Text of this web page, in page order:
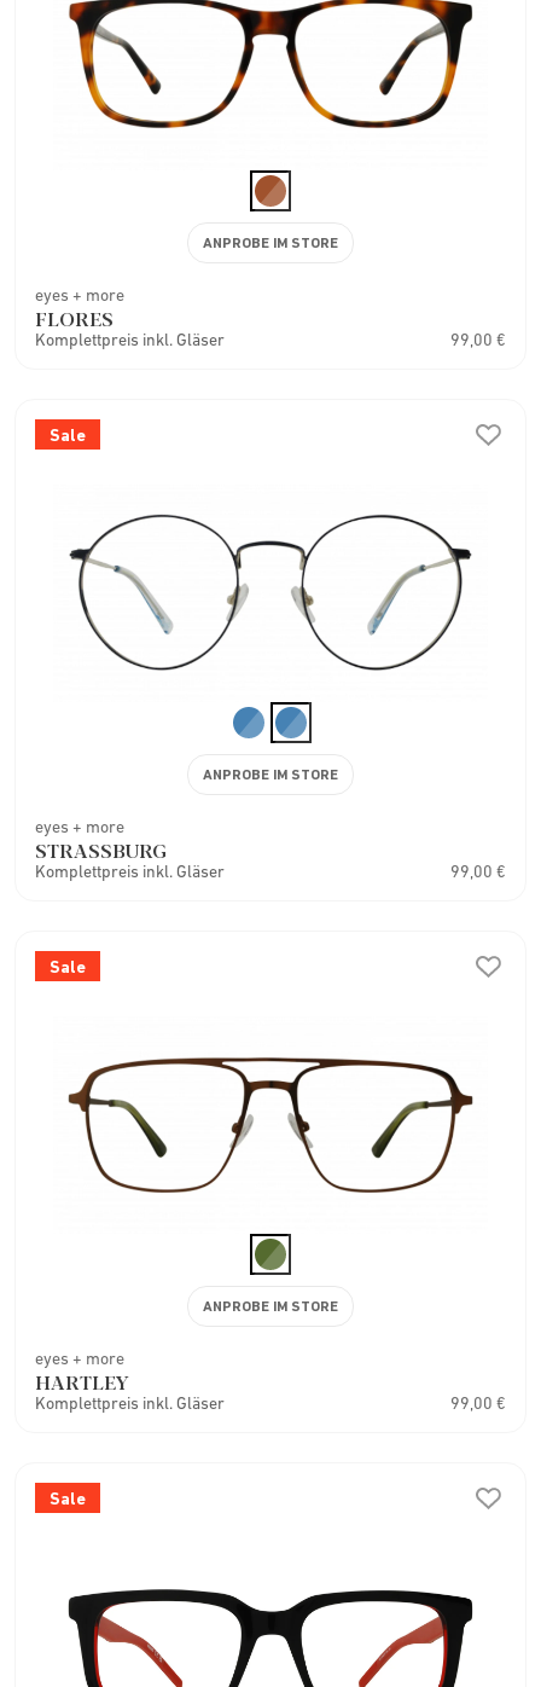
eyes + more
FLORES
Komplettpreis inkl. Gläser 99,00 €
ANPROBE IM STORE
Sale
eyes + more
STRASSBURG
Komplettpreis inkl. Gläser 99,00 €
ANPROBE IM STORE
Sale
eyes + more
HARTLEY
Komplettpreis inkl. Gläser 99,00 €
ANPROBE IM STORE
Sale